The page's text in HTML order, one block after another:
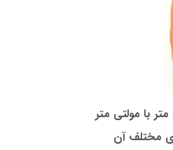
با مولتی متر
مختلف آن